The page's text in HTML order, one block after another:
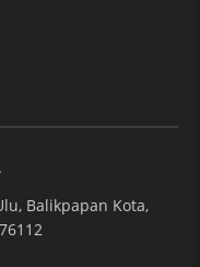
Balikpapan Kota,